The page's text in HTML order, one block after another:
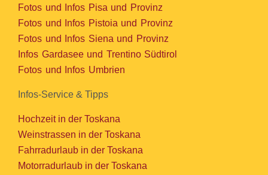
Fotos und Infos Pisa und Provinz
Fotos und Infos Pistoia und Provinz
Fotos und Infos Siena und Provinz
Infos Gardasee und Trentino Südtirol
Fotos und Infos Umbrien
Infos-Service & Tipps
Hochzeit in der Toskana
Weinstrassen in der Toskana
Fahrradurlaub in der Toskana
Motorradurlaub in der Toskana